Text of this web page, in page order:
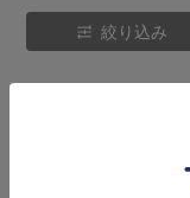
絞り込み